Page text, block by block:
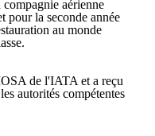
aérienne
pour la seconde année
au monde
de l'IATA et a reçu
autorités compétentes